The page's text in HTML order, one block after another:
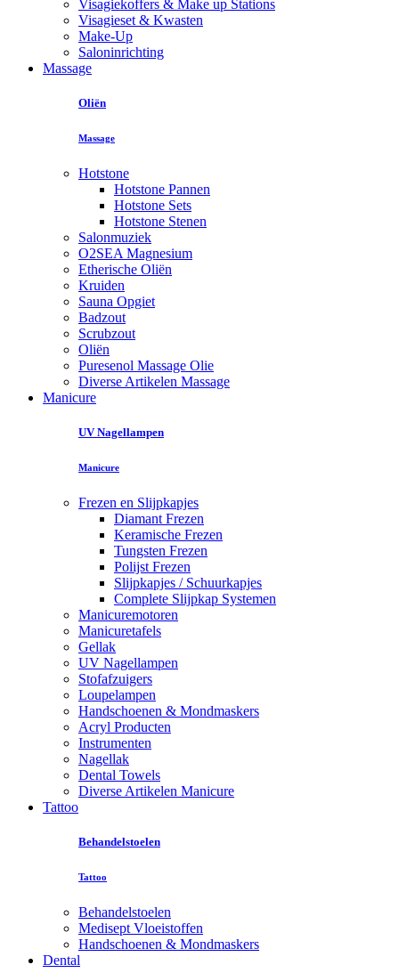
Visagiekoffers & Make up Stations
Visagieset & Kwasten
Make-Up
Saloninrichting
Massage
Oliën
Massage
Hotstone
Hotstone Pannen
Hotstone Sets
Hotstone Stenen
Salonmuziek
O2SEA Magnesium
Etherische Oliën
Kruiden
Sauna Opgiet
Badzout
Scrubzout
Oliën
Puresenol Massage Olie
Diverse Artikelen Massage
Manicure
UV Nagellampen
Manicure
Frezen en Slijpkapjes
Diamant Frezen
Keramische Frezen
Tungsten Frezen
Polijst Frezen
Slijpkapjes / Schuurkapjes
Complete Slijpkap Systemen
Manicuremotoren
Manicuretafels
Gellak
UV Nagellampen
Stofafzuigers
Loupelampen
Handschoenen & Mondmaskers
Acryl Producten
Instrumenten
Nagellak
Dental Towels
Diverse Artikelen Manicure
Tattoo
Behandelstoelen
Tattoo
Behandelstoelen
Medisept Vloeistoffen
Handschoenen & Mondmaskers
Dental